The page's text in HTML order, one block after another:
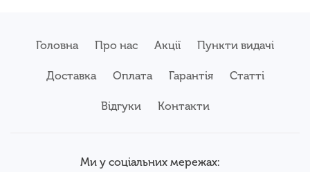
Головна Про нас Акції Пункти видачі
Доставка Оплата Гарантія Статті
Відгуки Контакти
Ми у соціальних мережах: